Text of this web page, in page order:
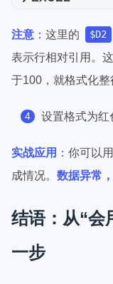
注意 ：这里的 $D2
表示行相对引用。
于100，就格式化整
设置格式为红
实战应用 ：你可以
成情况。 数据异常
结语：从“会
一步